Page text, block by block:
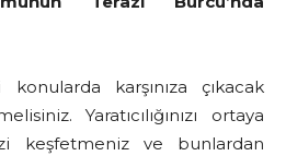
karşınıza çıkacak
Yaratıcılığınızı ortaya
keşfetmeniz ve bunlardan